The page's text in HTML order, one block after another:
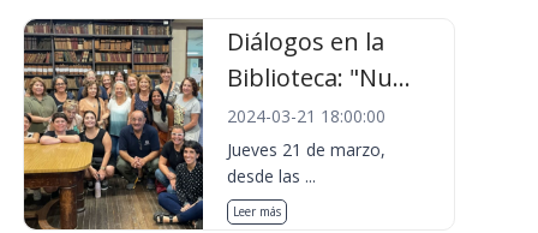
Diálogos en la
Biblioteca: "Nu...
2024-03-21 18:00:00
Jueves 21 de marzo,
desde las ...
Leer más